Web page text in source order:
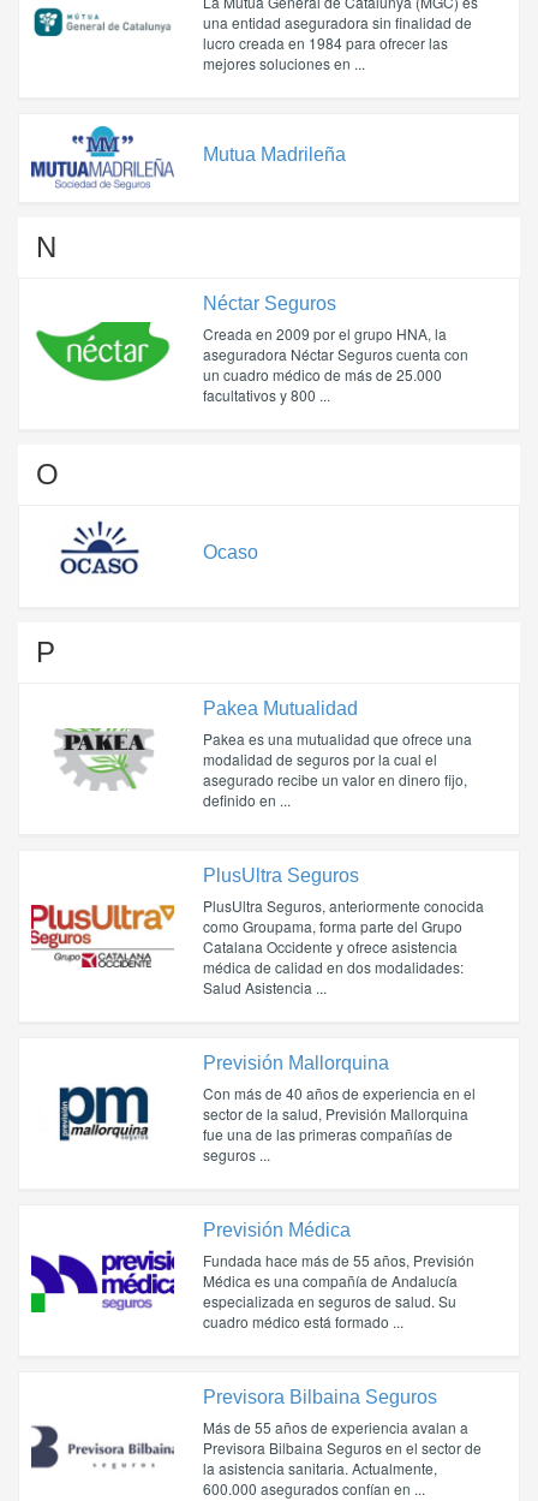
una entidad aseguradora sin finalidad de
lucro creada en 1984 para ofrecer las
mejores soluciones en ...
Mutua Madrileña
N
Néctar Seguros
Creada en 2009 por el grupo HNA, la
aseguradora Néctar Seguros cuenta con
un cuadro médico de más de 25.000
facultativos y 800 ...
O
Ocaso
P
Pakea Mutualidad
Pakea es una mutualidad que ofrece una
modalidad de seguros por la cual el
asegurado recibe un valor en dinero fijo,
definido en ...
PlusUltra Seguros
PlusUltra Seguros, anteriormente conocida
como Groupama, forma parte del Grupo
Catalana Occidente y ofrece asistencia
médica de calidad en dos modalidades:
Salud Asistencia ...
Previsión Mallorquina
Con más de 40 años de experiencia en el
sector de la salud, Previsión Mallorquina
fue una de las primeras compañías de
seguros ...
Previsión Médica
Fundada hace más de 55 años, Previsión
Médica es una compañía de Andalucía
especializada en seguros de salud. Su
cuadro médico está formado ...
Previsora Bilbaina Seguros
Más de 55 años de experiencia avalan a
Previsora Bilbaina Seguros en el sector de
la asistencia sanitaria. Actualmente,
600.000 asegurados confían en ...